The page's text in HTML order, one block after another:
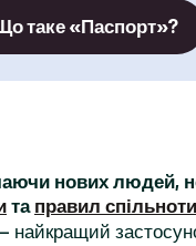
таке «Паспорт»?
нових людей,
та правил спільноти
найкращий